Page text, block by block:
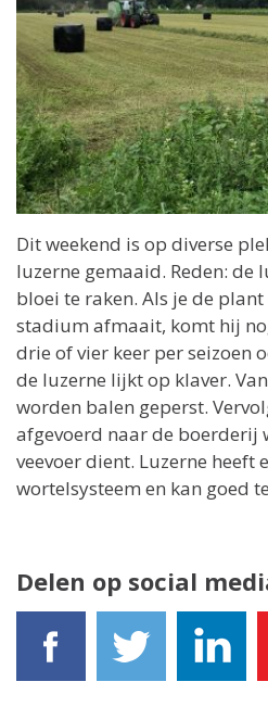
Dit weekend is op diverse
luzerne gemaaid. Reden: de
bloei te raken. Als je de
stadium afmaait, komt hij
drie of vier keer per seizoen
de luzerne lijkt op klaver.
worden balen geperst.
afgevoerd naar de boerderij
veevoer dient. Luzerne heeft
wortelsysteem en kan goed
Delen op social